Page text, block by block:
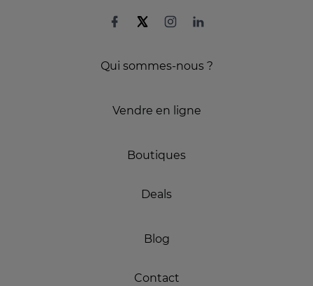
Qui sommes-nous ?
Vendre en ligne
Boutiques
Deals
Blog
Contact